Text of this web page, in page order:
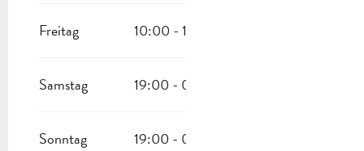
Freitag 10:00 - 19:00
Samstag 19:00 - 00:00
Sonntag 19:00 - 00:00